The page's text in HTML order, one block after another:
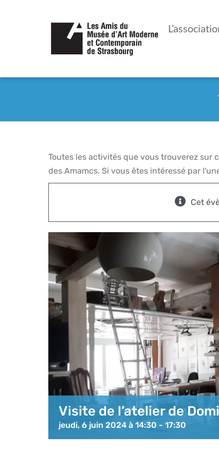
Toutes les activités que vous trouverez sur
des Amamcs. Si vous êtes intéressé par
Cet
Visite de l’atelier de
jeudi, 6 juin 2024 à 14:30 -17:30